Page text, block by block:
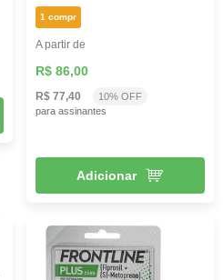
1 compr
A partir de
R$ 86,00
R$ 77,40
10% OFF
para assinantes
Adicionar